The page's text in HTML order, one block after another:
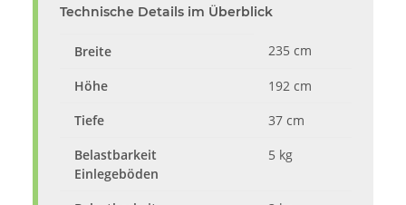
Technische Details im Überblick
Breite 235 cm
Höhe
192 cm
Tiefe
37 cm
Belastbarkeit
Einlegeböden
5 kg